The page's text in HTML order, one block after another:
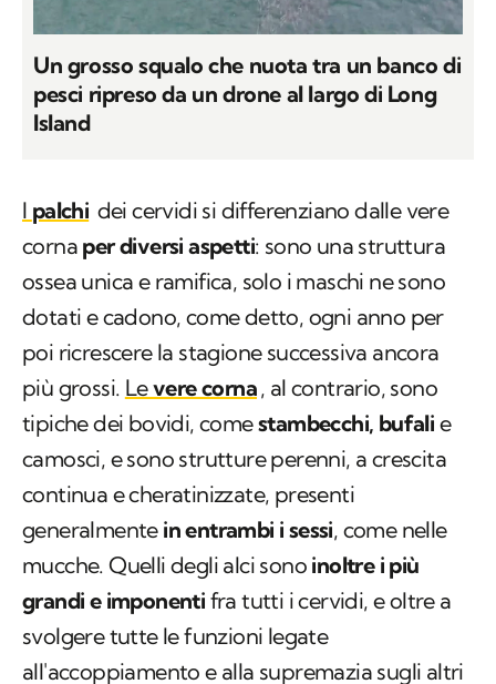
Un grosso squalo che nuota tra un banco di
pesci ripreso da un drone al largo di Long
Ipalchidei cervidi si differenziano dalle vere
cornaper diversi aspetti: sono una struttura
ossea unica e ramifica, solo i maschi ne sono
dotati e cadono, come detto, ogni anno per
poi ricrescere la stagione successiva ancora
più grossi. Levere corna , al contrario, sono
tipiche dei bovidi, comestambecchi, bufalie
camosci, e sono strutture perenni, a crescita
continua e cheratinizzate, presenti
generalmentein entrambi i sessi, come nelle
mucche. Quelli degli alci sonoinoltre i più
grandi e imponentifra tutti i cervidi, e oltre a
svolgere tutte le funzioni legate